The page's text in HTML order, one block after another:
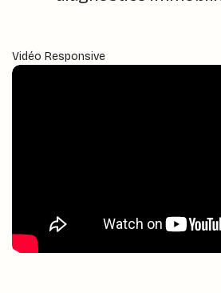
Vidéo Responsive